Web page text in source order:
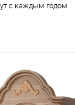
с каждым годом.